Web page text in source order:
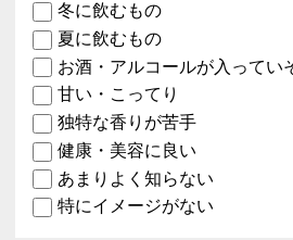
冬に飲むもの
夏に飲むもの
お酒・アルコールが入ってい
甘い・こってり
独特な香りが苦手
健康・美容に良い
あまりよく知らない
特にイメージがない